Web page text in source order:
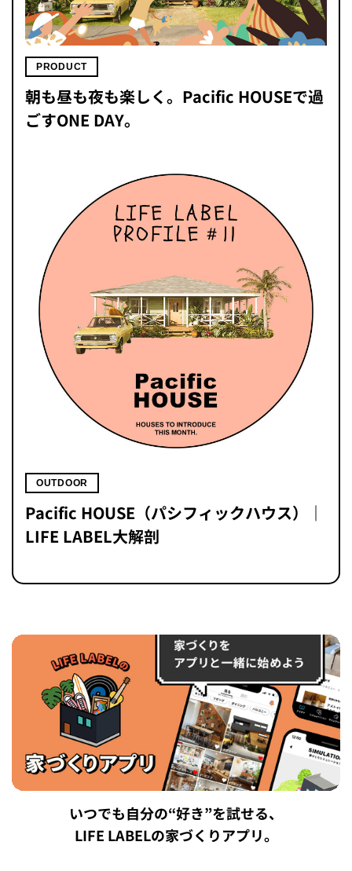
PRODUCT
朝も昼も夜も楽しく。Pacific HOUSEで過
ごすONE DAY。
OUTDOOR
Pacific HOUSE（パシフィックハウス）｜
LIFE LABEL大解剖
いつでも自分の“好き”を試せる、
LIFE LABELの家づくりアプリ。